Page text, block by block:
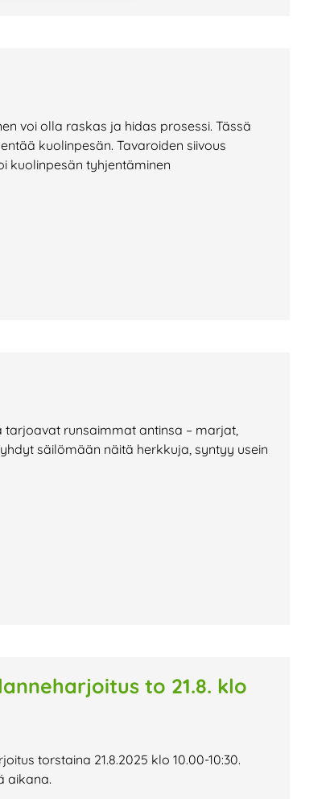
voi olla raskas ja hidas prosessi. Tässä
kuolinpesän. Tavaroiden siivous
kuolinpesän tyhjentäminen
runsaimmat antinsa – marjat,
säilömään näitä herkkuja, syntyy usein
to 21.8. klo
torstaina 21.8.2025 klo 10.00-10:30.
aikana.